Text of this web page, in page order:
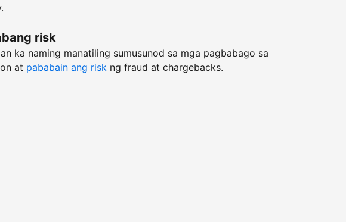
risk
ka naming manatiling sumusunod sa mga pagbabago sa
at pababain ang risk ng fraud at chargebacks.